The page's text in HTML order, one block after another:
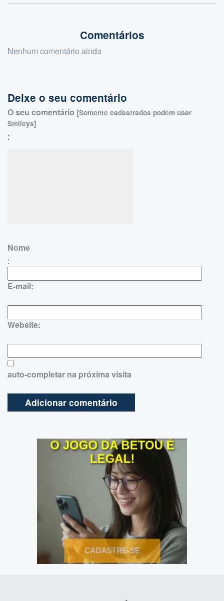
Comentários
Nenhum comentário ainda
Deixe o seu comentário
O seu comentário [Somente cadastrados podem usar
Smileys]
:
Nome
:
E-mail:
Website:
auto-completar na próxima visita